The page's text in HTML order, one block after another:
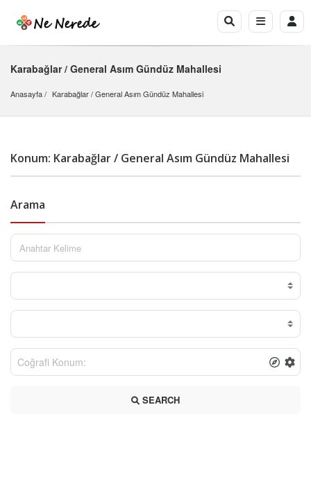
Karabağlar / General Asım Gündüz Mahallesi
Anasayfa Karabağlar / General Asım Gündüz Mahallesi
Konum: Karabağlar / General Asım Gündüz Mahallesi
Arama
SEARCH